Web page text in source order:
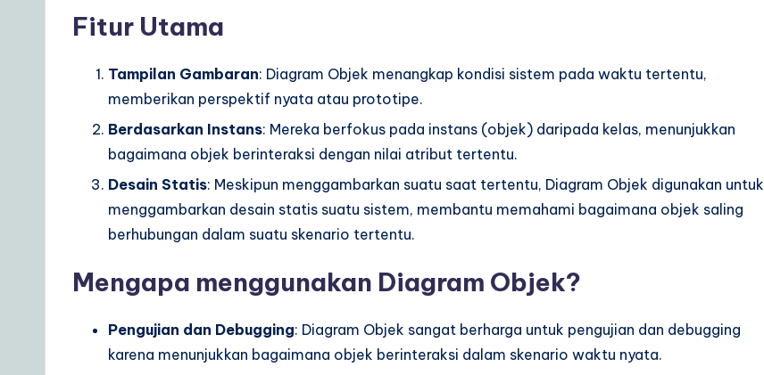
Fitur Utama
Tampilan Gambaran: Diagram Objek menangkap kondisi sistem pada waktu tertentu,
memberikan perspektif nyata atau prototipe.
Berdasarkan Instans: Mereka berfokus pada instans (objek) daripada kelas, menunjukkan
bagaimana objek berinteraksi dengan nilai atribut tertentu.
Desain Statis: Meskipun menggambarkan suatu saat tertentu, Diagram Objek digunakan untuk
menggambarkan desain statis suatu sistem, membantu memahami bagaimana objek saling
berhubungan dalam suatu skenario tertentu.
Mengapa menggunakan Diagram Objek?
Pengujian dan Debugging: Diagram Objek sangat berharga untuk pengujian dan debugging
karena menunjukkan bagaimana objek berinteraksi dalam skenario waktu nyata.